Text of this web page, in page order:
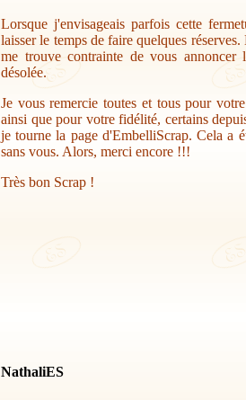
Lorsque j'envisageais parfois cette
laisser le temps de faire quelques
me trouve contrainte de vous annoncer
désolée.
Je vous remercie toutes et tous pour
ainsi que pour votre fidélité, certains
je tourne la page d'EmbelliScrap. Cela a
sans vous. Alors, merci encore !!!
Très bon Scrap !
NathaliES